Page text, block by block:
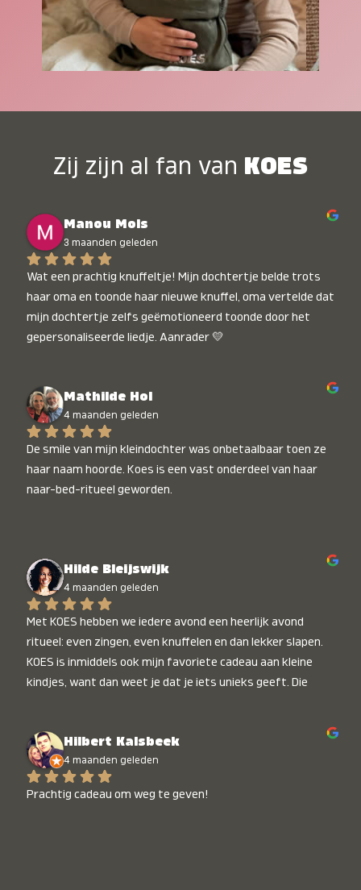
Zij zijn al fan van KOES
Manou Mols
3 maanden geleden
Wat een prachtig knuffeltje! Mijn dochtertje belde trots
haar oma en toonde haar nieuwe knuffel, oma vertelde dat
mijn dochtertje zelfs geëmotioneerd toonde door het
gepersonaliseerde liedje. Aanrader 💛
Mathilde Hol
4 maanden geleden
De smile van mijn kleindochter was onbetaalbaar toen ze
haar naam hoorde. Koes is een vast onderdeel van haar
naar-bed-ritueel geworden.
Hilde Bleijswijk
4 maanden geleden
Met KOES hebben we iedere avond een heerlijk avond
ritueel: even zingen, even knuffelen en dan lekker slapen.
KOES is inmiddels ook mijn favoriete cadeau aan kleine
kindjes, want dan weet je dat je iets unieks geeft. Die
Hilbert Kalsbeek
4 maanden geleden
Prachtig cadeau om weg te geven!